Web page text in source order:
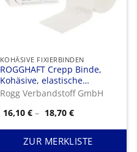
KOHÄSIVE FIXIERBINDEN
ROGGHAFT Crepp Binde,
Kohäsive, elastische
Fixierbinde mit gekreppter
Rogg Verbandstoff GmbH
16,10 € – 18,70 €Preisspanne:
bis
18,70 €
ZUR MERKLISTE